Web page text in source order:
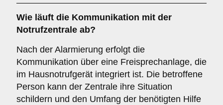
Wie läuft die Kommunikation mit der
Notrufzentrale ab?
Nach der Alarmierung erfolgt die
Kommunikation über eine Freisprechanlage, die
im Hausnotrufgerät integriert ist. Die betroffene
Person kann der Zentrale ihre Situation
schildern und den Umfang der benötigten Hilfe